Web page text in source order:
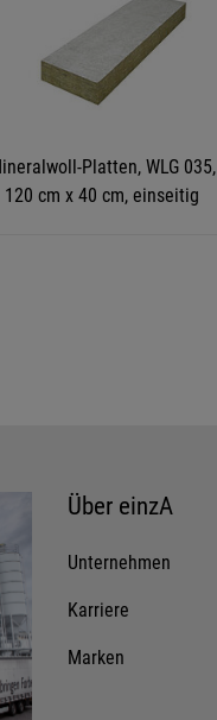
Platten, WLG 035,
120 cm x 40 cm, einseitig
Über einzA
Unternehmen
Karriere
Marken